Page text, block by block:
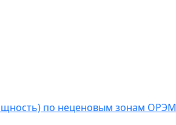
по неценовым зонам ОРЭМ